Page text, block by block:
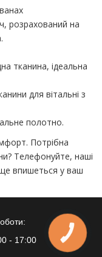
розрахований на
тканина, ідеальна
для вітальні з
полотно.
Потрібна
Телефонуйте, наші
впишеться у ваш
- 17:00
КНОПКА
ЗВ'ЯЗКУ